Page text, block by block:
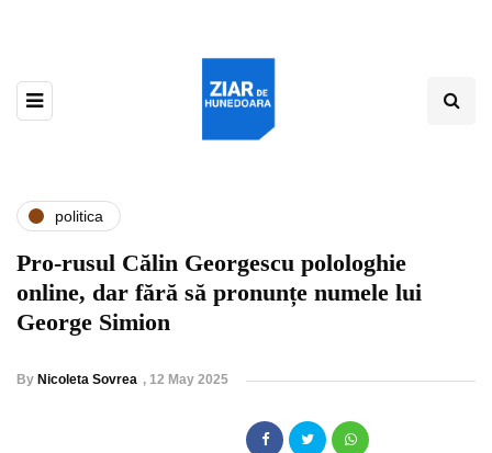
politica
Pro-rusul Călin Georgescu polologhie
online, dar fără să pronunțe numele lui
George Simion
By Nicoleta Sovrea , 12 May 2025